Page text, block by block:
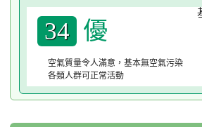
34 優
空氣質量令人滿意，基本無空氣污染
各類人群可正常活動